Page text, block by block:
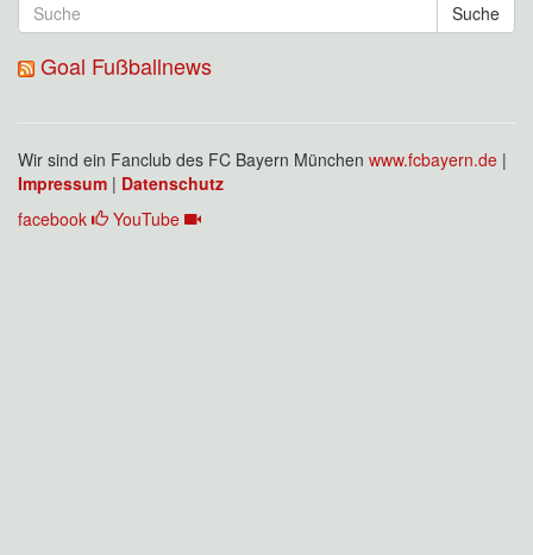
Suche
Goal Fußballnews
Wir sind ein Fanclub des FC Bayern München www.fcbayern.de |
Impressum | Datenschutz
facebook
YouTube